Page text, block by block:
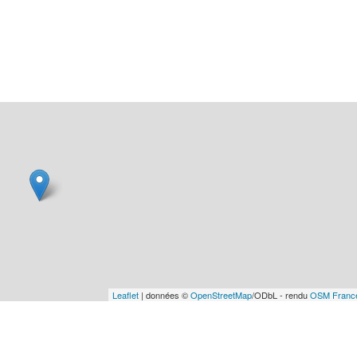
Leaflet| données ©OpenStreetMap/ODbL - renduOSM